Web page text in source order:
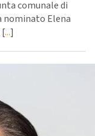
comunale di
nominato Elena
[...]